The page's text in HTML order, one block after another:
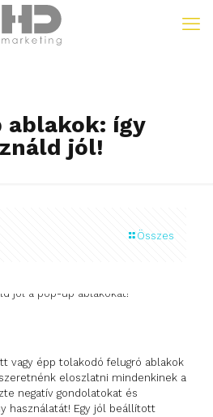
ablakok: így
jól!
Összes
vagy épp tolakodó felugró ablakok
eloszlatni mindenkinek a
negatív gondolatokat és
használatát! Egy jól beállított